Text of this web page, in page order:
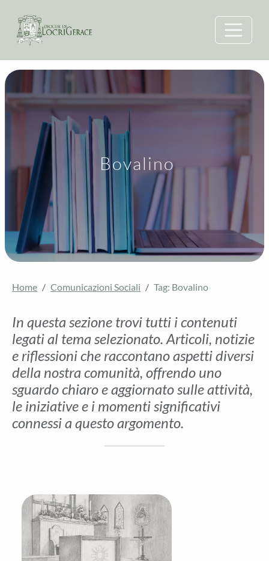
Bovalino
Home Comunicazioni Sociali Tag: Bovalino
In questa sezione trovi tutti i contenuti
legati al tema selezionato. Articoli, notizie
e riflessioni che raccontano aspetti diversi
della nostra comunità, offrendo uno
sguardo chiaro e aggiornato sulle attività,
le iniziative e i momenti significativi
connessi a questo argomento.